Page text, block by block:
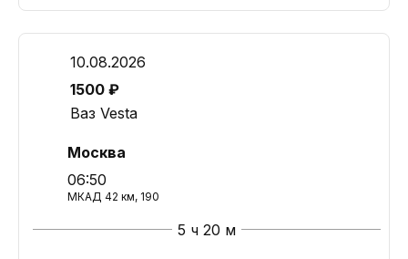
10.08.2026
1500 ₽
Ваз Vesta
Москва
06:50
МКАД 42 км, 190
5 ч 20 м